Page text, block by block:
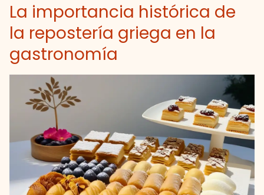
La importancia histórica de
la repostería griega en la
gastronomía